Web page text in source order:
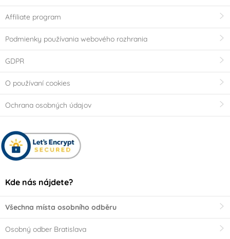
Affiliate program
Podmienky používania webového rozhrania
GDPR
O používaní cookies
Ochrana osobných údajov
Kde nás nájdete?
Všechna místa osobního odběru
Osobný odber Bratislava